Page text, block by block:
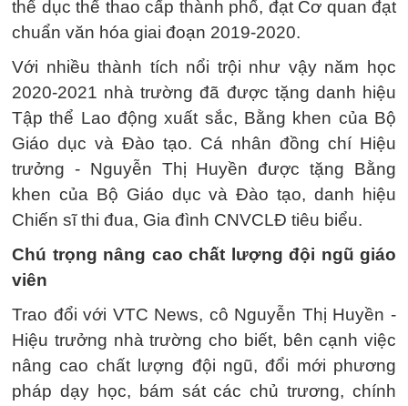
thể dục thể thao cấp thành phố, đạt Cơ quan đạt
chuẩn văn hóa giai đoạn 2019-2020.
Với nhiều thành tích nổi trội như vậy năm học
2020-2021 nhà trường đã được tặng danh hiệu
Tập thể Lao động xuất sắc, Bằng khen của Bộ
Giáo dục và Đào tạo. Cá nhân đồng chí Hiệu
trưởng - Nguyễn Thị Huyền được tặng Bằng
khen của Bộ Giáo dục và Đào tạo, danh hiệu
Chiến sĩ thi đua, Gia đình CNVCLĐ tiêu biểu.
Chú trọng nâng cao chất lượng đội ngũ giáo
viên
Trao đổi với VTC News, cô Nguyễn Thị Huyền -
Hiệu trưởng nhà trường cho biết, bên cạnh việc
nâng cao chất lượng đội ngũ, đổi mới phương
pháp dạy học, bám sát các chủ trương, chính